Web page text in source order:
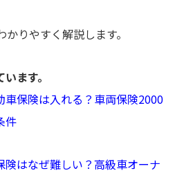
りやすく解説します。
ます。
車保険は入れる？車両保険2000
件
険はなぜ難しい？高級車オーナ